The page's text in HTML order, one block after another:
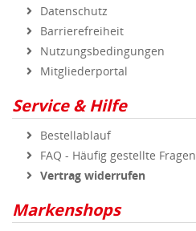
Datenschutz
Barrierefreiheit
Nutzungsbedingungen
Mitgliederportal
Service & Hilfe
Bestellablauf
FAQ - Häufig gestellte Fragen
Vertrag widerrufen
Markenshops